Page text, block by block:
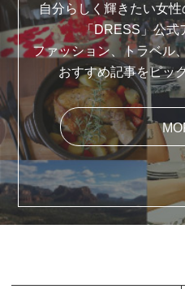
自分らしく輝きたい女
「DRESS」公式
ファッション、トラベル
おすすめ記事をピッ